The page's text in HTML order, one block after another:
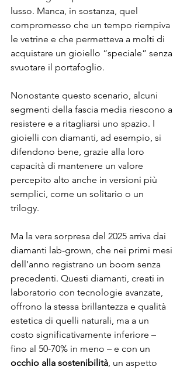
lusso. Manca, in sostanza, quel
compromesso che un tempo riempiva
le vetrine e che permetteva a molti di
acquistare un gioiello “speciale” senza
svuotare il portafoglio.
Nonostante questo scenario, alcuni
segmenti della fascia media riescono a
resistere e a ritagliarsi uno spazio. I
gioielli con diamanti, ad esempio, si
difendono bene, grazie alla loro
capacità di mantenere un valore
percepito alto anche in versioni più
semplici, come un solitario o un
trilogy.
Ma la vera sorpresa del 2025 arriva dai
diamanti lab-grown, che nei primi mesi
dell’anno registrano un boom senza
precedenti. Questi diamanti, creati in
laboratorio con tecnologie avanzate,
offrono la stessa brillantezza e qualità
estetica di quelli naturali, ma a un
costo significativamente inferiore –
fino al 50-70% in meno – e con un
occhio alla sostenibilità, un aspetto